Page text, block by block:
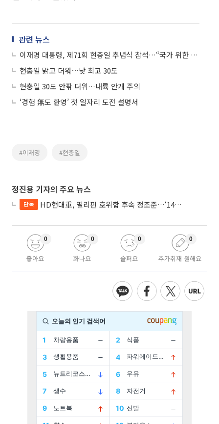
관련 뉴스
이재명 대통령, 제71회 현충일 추념식 참석…“국가 위한 희생 기억”
현충일 맑고 더워⋯낮 최고 30도
현충일 30도 안팎 더위…내륙 안개 주의
‘경험 無도 환영’ 첫 일자리 도전 설명서
#이재명 #현충일
정진용 기자의 주요 뉴스
단독 HD현대重, 필리핀 호위함 후속 정조준…‘14척+α’ 싹쓸이 노린다
좋아요
0
화나요
0
슬퍼요
0
추가취재 원해요
0